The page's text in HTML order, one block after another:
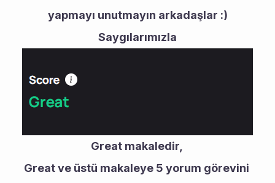
yapmayı unutmayın arkadaşlar :)
Saygılarımızla
Great makaledir,
Great ve üstü makaleye 5 yorum görevini